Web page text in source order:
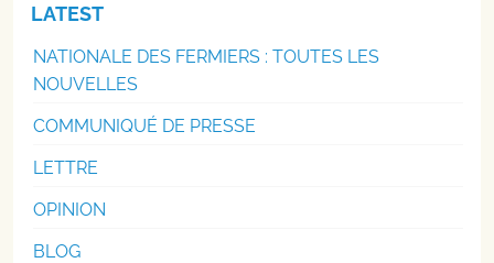
LATEST
NATIONALE DES FERMIERS : TOUTES LES
NOUVELLES
COMMUNIQUÉ DE PRESSE
LETTRE
OPINION
BLOG